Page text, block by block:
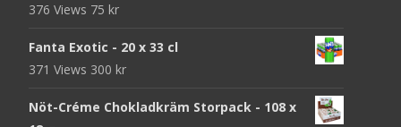
376 Views 75 kr
Fanta Exotic - 20 x 33 cl
371 Views 300 kr
Nöt-Créme Chokladkräm Storpack - 108 x